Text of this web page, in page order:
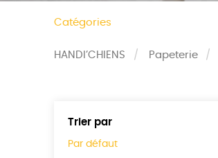
Catégories
HANDI’CHIENS Papeterie
Trier par
Par défaut